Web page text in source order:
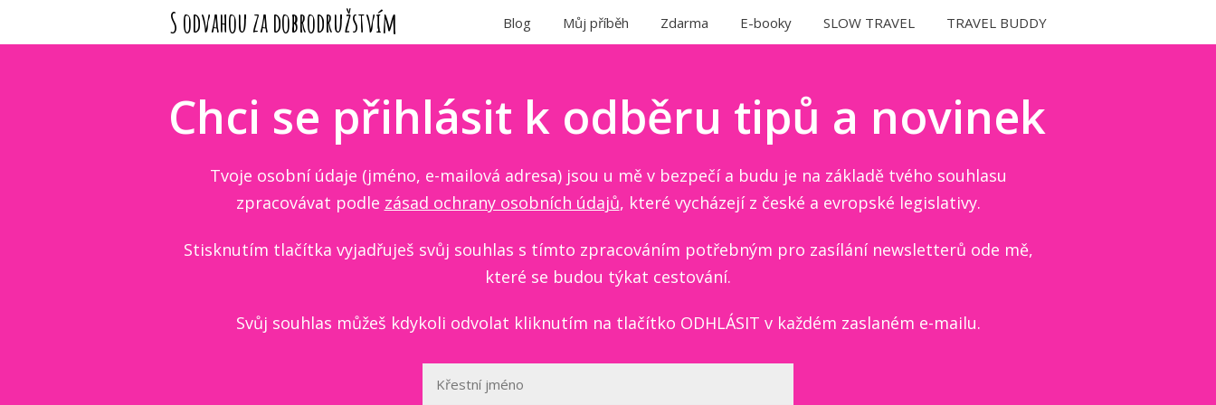
S odvahou za dobrodružstvím Blog Můj příběh Zdarma E-booky SLOW TRAVEL TRAVEL BUDDY
Chci se přihlásit k odběru tipů a novinek
Tvoje osobní údaje (jméno, e-mailová adresa) jsou u mě v bezpečí a budu je na základě tvého souhlasu
zpracovávat podle zásad ochrany osobních údajů, které vycházejí z české a evropské legislativy.
Stisknutím tlačítka vyjadřuješ svůj souhlas s tímto zpracováním potřebným pro zasílání newsletterů ode mě,
které se budou týkat cestování.
Svůj souhlas můžeš kdykoli odvolat kliknutím na tlačítko ODHLÁSIT v každém zaslaném e-mailu.